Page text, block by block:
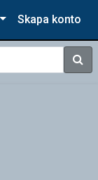
Skapa konto
Sök